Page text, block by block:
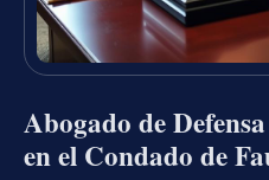
Abogado de
en el Condado de